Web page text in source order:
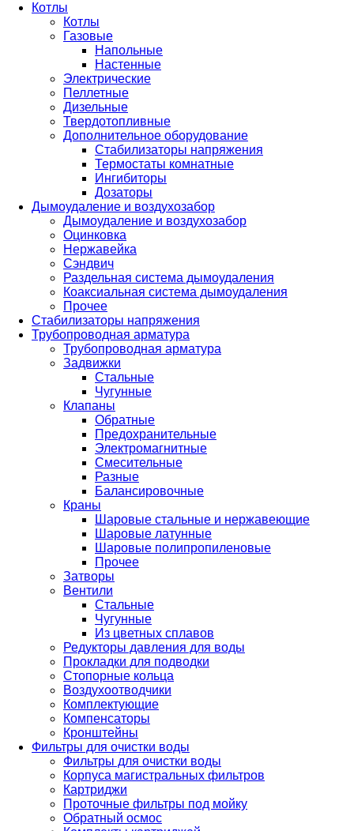
Котлы
Котлы
Газовые
Напольные
Настенные
Электрические
Пеллетные
Дизельные
Твердотопливные
Дополнительное оборудование
Стабилизаторы напряжения
Термостаты комнатные
Ингибиторы
Дозаторы
Дымоудаление и воздухозабор
Дымоудаление и воздухозабор
Оцинковка
Нержавейка
Сэндвич
Раздельная система дымоудаления
Коаксиальная система дымоудаления
Прочее
Стабилизаторы напряжения
Трубопроводная арматура
Трубопроводная арматура
Задвижки
Стальные
Чугунные
Клапаны
Обратные
Предохранительные
Электромагнитные
Смесительные
Разные
Балансировочные
Краны
Шаровые стальные и нержавеющие
Шаровые латунные
Шаровые полипропиленовые
Прочее
Затворы
Вентили
Стальные
Чугунные
Из цветных сплавов
Редукторы давления для воды
Прокладки для подводки
Стопорные кольца
Воздухоотводчики
Комплектующие
Компенсаторы
Кронштейны
Фильтры для очистки воды
Фильтры для очистки воды
Корпуса магистральных фильтров
Картриджи
Проточные фильтры под мойку
Обратный осмос